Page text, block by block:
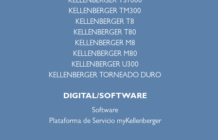
KELLENBERGER TM300
KELLENBERGER T8
KELLENBERGER T80
KELLENBERGER M8
KELLENBERGER M80
KELLENBERGER U300
KELLENBERGER TORNEADO DURO
DIGITAL/SOFTWARE
Software
Plataforma de Servicio myKellenberger